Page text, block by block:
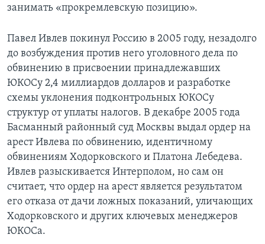
занимать «прокремлевскую позицию».
Павел Ивлев покинул Россию в 2005 году, незадолго
до возбуждения против него уголовного дела по
обвинению в присвоении принадлежавших
ЮКОСу 2,4 миллиардов долларов и разработке
схемы уклонения подконтрольных ЮКОСу
структур от уплаты налогов. В декабре 2005 года
Басманный районный суд Москвы выдал ордер на
арест Ивлева по обвинению, идентичному
обвинениям Ходорковского и Платона Лебедева.
Ивлев разыскивается Интерполом, но сам он
считает, что ордер на арест является результатом
его отказа от дачи ложных показаний, уличающих
Ходорковского и других ключевых менеджеров
ЮКОСа.